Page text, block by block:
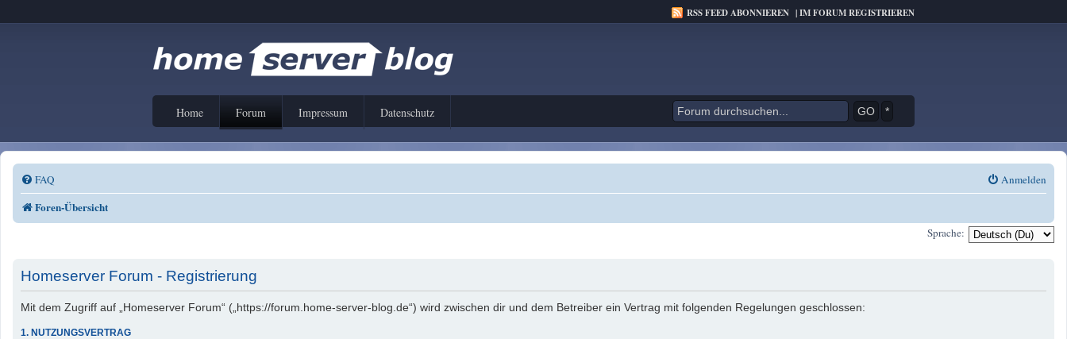
RSS FEED ABONNIEREN |IM FORUM REGISTRIEREN
Home Forum Impressum Datenschutz *
FAQ Anmelden
Foren-Übersicht
Sprache:
Homeserver Forum - Registrierung
Mit dem Zugriff auf „Homeserver Forum“ („https://forum.home-server-blog.de“) wird zwischen dir und dem Betreiber ein Vertrag mit folgenden Regelungen geschlossen:
1. NUTZUNGSVERTRAG